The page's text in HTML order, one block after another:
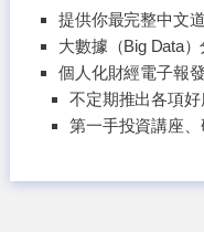
提供你最完整中文
大數據（Big Data
個人化財經電子報
不定期推出各項
第一手投資講座